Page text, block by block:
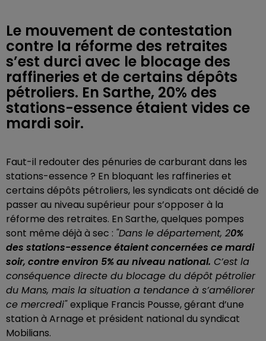
Le mouvement de contestation
contre la réforme des retraites
s’est durci avec le blocage des
raffineries et de certains dépôts
pétroliers. En Sarthe, 20% des
stations-essence étaient vides ce
mardi soir.
Faut-il redouter des pénuries de carburant dans les
stations-essence ? En bloquant les raffineries et
certains dépôts pétroliers, les syndicats ont décidé de
passer au niveau supérieur pour s’opposer à la
réforme des retraites. En Sarthe, quelques pompes
sont même déjà à sec : "Dans le département, 20%
des stations-essence étaient concernées ce mardi
soir, contre environ 5% au niveau national. C’est la
conséquence directe du blocage du dépôt pétrolier
du Mans, mais la situation a tendance à s’améliorer
ce mercredi"explique Francis Pousse, gérant d’une
station à Arnage et président national du syndicat
Mobilians.